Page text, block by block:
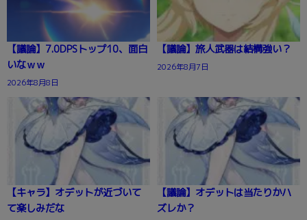
【議論】7.0DPSトップ10、面白
いなｗｗ
2026年8月8日
【議論】旅人武器は結構強い？
2026年8月7日
【キャラ】オデットが近づいて
て楽しみだな
【議論】オデットは当たりかハ
ズレか？